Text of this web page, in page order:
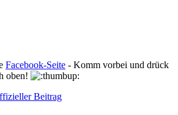
Facebook-Seite - Komm vorbei und drück
oben!
Beitrag